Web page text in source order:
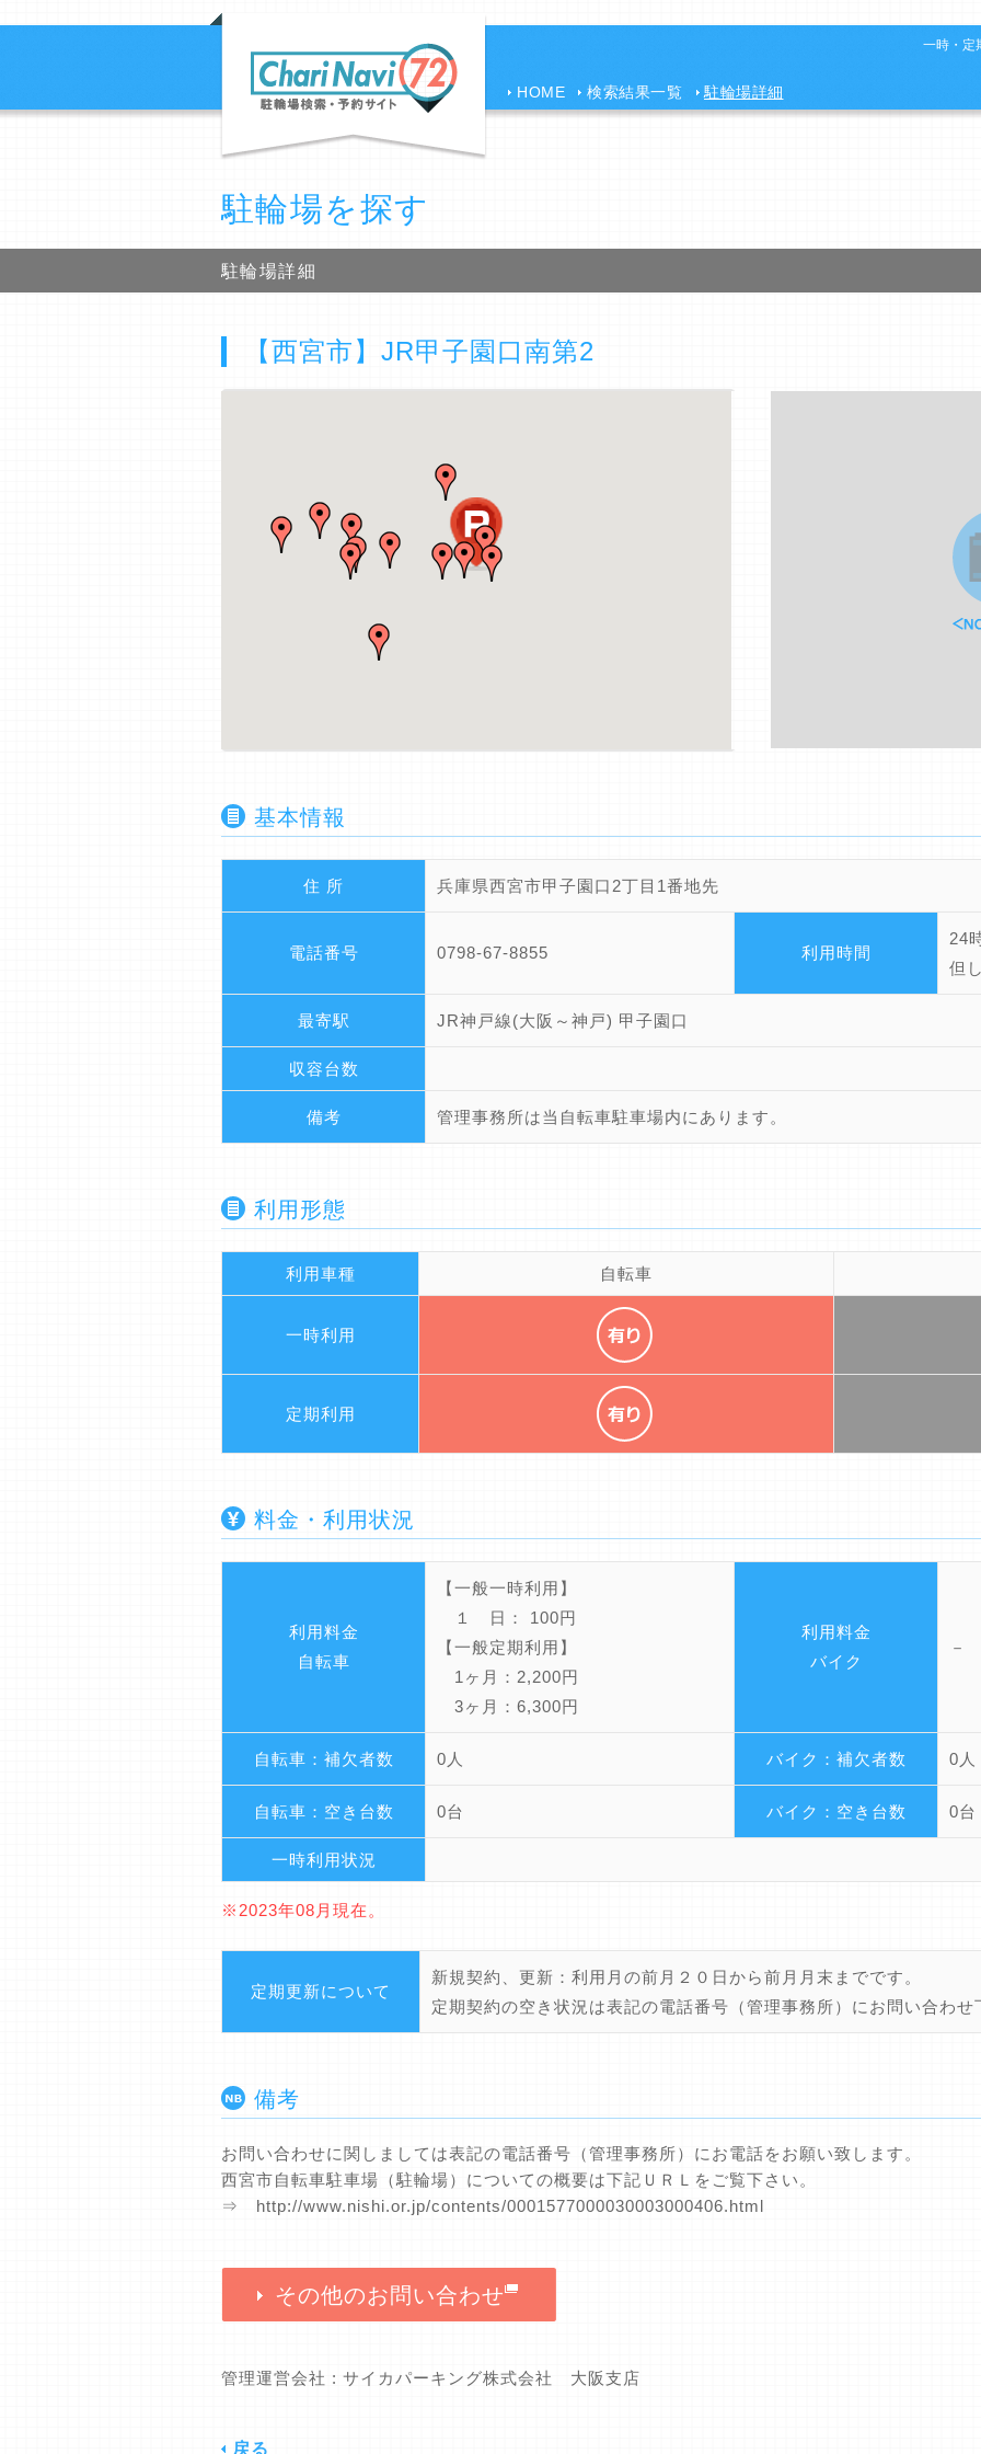
一時・定
HOME 検索結果一覧 駐輪場詳細
駐輪場を探す
駐輪場詳細
【西宮市】JR甲子園口南第2
基本情報
住 所 兵庫県西宮市甲子園口2丁目1番地先
電話番号 0798-67-8855 利用時間
24
但
最寄駅 JR神戸線(大阪～神戸) 甲子園口
収容台数
備考 管理事務所は当自転車駐車場内にあります。
利用形態
利用車種 自転車
一時利用
定期利用
料金・利用状況
利用料金
自転車
【一般一時利用】
１ 日： 100円
【一般定期利用】
1ヶ月：2,200円
3ヶ月：6,300円
利用料金
バイク
－
自転車：補欠者数 0人 バイク：補欠者数 0人
自転車：空き台数 0台 バイク：空き台数 0台
一時利用状況
※2023年08月現在。
定期更新について
新規契約、更新：利用月の前月２０日から前月月末までです。
定期契約の空き状況は表記の電話番号（管理事務所）にお問い合わせ
備考
お問い合わせに関しましては表記の電話番号（管理事務所）にお電話をお願い致します。
西宮市自転車駐車場（駐輪場）についての概要は下記ＵＲＬをご覧下さい。
⇒ http://www.nishi.or.jp/contents/0001577000030003000406.html
その他のお問い合わせ
管理運営会社 : サイカパーキング株式会社 大阪支店
戻る